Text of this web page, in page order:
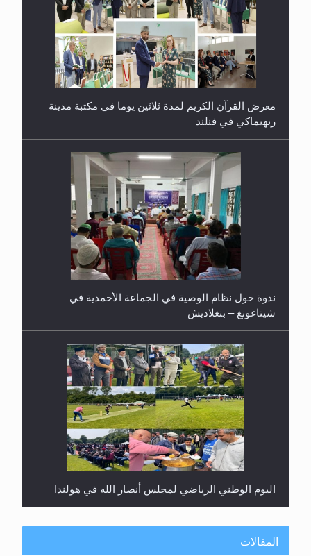
معرض القرآن الكريم لمدة ثلاثين يوما في مكتبة مدينة
ريهيماكي في فنلند
ندوة حول نظام الوصية في الجماعة الأحمدية في
شيتاغونغ – بنغلاديش
اليوم الوطني الرياضي لمجلس أنصار الله في هولندا
المقالات